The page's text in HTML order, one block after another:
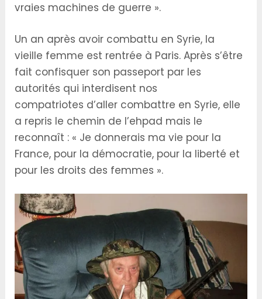
vraies machines de guerre ».
Un an après avoir combattu en Syrie, la
vieille femme est rentrée à Paris. Après s’être
fait confisquer son passeport par les
autorités qui interdisent nos
compatriotes d’aller combattre en Syrie, elle
a repris le chemin de l’ehpad mais le
reconnaît : « Je donnerais ma vie pour la
France, pour la démocratie, pour la liberté et
pour les droits des femmes ».